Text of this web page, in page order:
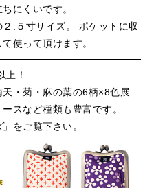
にくいです。
.５寸サイズ。 ポケットに収
使って頂けます。
上！
・菊・麻の葉の6柄×8色展
スなど種類も豊富です。
」をご覧下さい。